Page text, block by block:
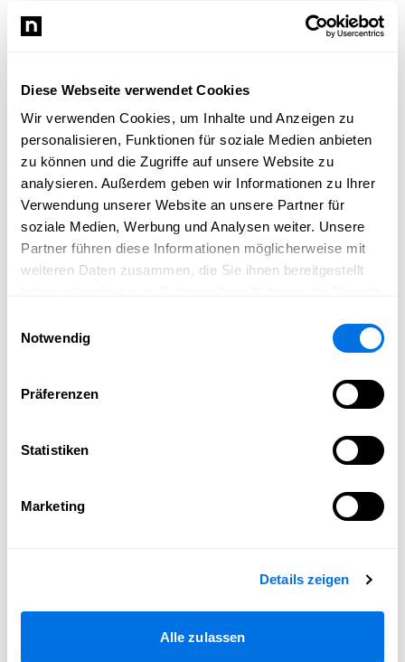
Diese Webseite verwendet Cookies
Wir verwenden Cookies, um Inhalte und Anzeigen zu
personalisieren, Funktionen für soziale Medien anbieten
zu können und die Zugriffe auf unsere Website zu
analysieren. Außerdem geben wir Informationen zu Ihrer
Verwendung unserer Website an unsere Partner für
soziale Medien, Werbung und Analysen weiter. Unsere
Partner führen diese Informationen möglicherweise mit
weiteren Daten zusammen, die Sie ihnen bereitgestellt
Notwendig
Präferenzen
Statistiken
Marketing
Details zeigen
Alle zulassen
Interaktive Seiten für alle - zb "Umfrage" ©Sasbola Design/Saskia
Schüßler
Das ideale personalisierte Geschenk